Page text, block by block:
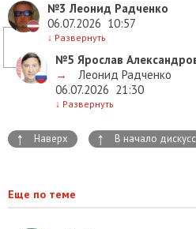
№3 Леонид Радченко
06.07.2026 10:57
↓ Развернуть
№5 Ярослав
→
Леонид Радченко
06.07.2026 21:30
↓ Развернуть
↑ Наверх ↑ В начало
Еще по теме